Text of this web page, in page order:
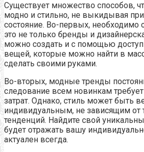
Существует множество способов,
модно и стильно, не выкидывая
состояние. Во-первых, необходимо
это не только бренды и
можно создать и с помощью
вещей, которые можно найти в
сделать своими руками.
Во-вторых, модные тренды
следование всем новинкам
затрат. Однако, стиль может быть
индивидуальным, не зависящим от
тенденций. Найдите свой
будет отражать вашу
актуален всегда.